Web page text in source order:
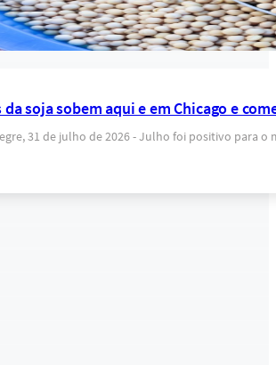
da soja sobem aqui e em Chicago e
31 de julho de 2026 - Julho foi positivo para